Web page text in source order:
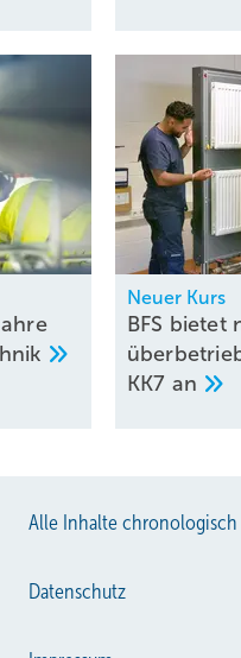
Neuer Kurs
BFS bietet
KK7 an
Alle Inhalte chronologisch
Datenschutz